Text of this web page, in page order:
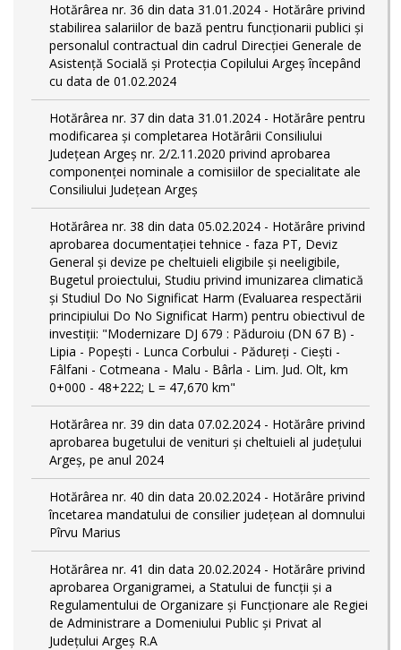
Hotărârea nr. 36 din data 31.01.2024 - Hotărâre privind
stabilirea salariilor de bază pentru funcționarii publici și
personalul contractual din cadrul Direcției Generale de
Asistență Socială și Protecția Copilului Argeş începând
cu data de 01.02.2024
Hotărârea nr. 37 din data 31.01.2024 - Hotărâre pentru
modificarea și completarea Hotărârii Consiliului
Județean Argeș nr. 2/2.11.2020 privind aprobarea
componenței nominale a comisiilor de specialitate ale
Consiliului Județean Argeș
Hotărârea nr. 38 din data 05.02.2024 - Hotărâre privind
aprobarea documentației tehnice - faza PT, Deviz
General și devize pe cheltuieli eligibile și neeligibile,
Bugetul proiectului, Studiu privind imunizarea climatică
și Studiul Do No Significat Harm (Evaluarea respectării
principiului Do No Significat Harm) pentru obiectivul de
investiții: "Modernizare DJ 679 : Păduroiu (DN 67 B) -
Lipia - Popești - Lunca Corbului - Pădureţi - Ciești -
Fâlfani - Cotmeana - Malu - Bârla - Lim. Jud. Olt, km
0+000 - 48+222; L = 47,670 km"
Hotărârea nr. 39 din data 07.02.2024 - Hotărâre privind
aprobarea bugetului de venituri și cheltuieli al județului
Argeș, pe anul 2024
Hotărârea nr. 40 din data 20.02.2024 - Hotărâre privind
încetarea mandatului de consilier județean al domnului
Pîrvu Marius
Hotărârea nr. 41 din data 20.02.2024 - Hotărâre privind
aprobarea Organigramei, a Statului de funcţii și a
Regulamentului de Organizare și Funcționare ale Regiei
de Administrare a Domeniului Public și Privat al
Județului Argeș R.A